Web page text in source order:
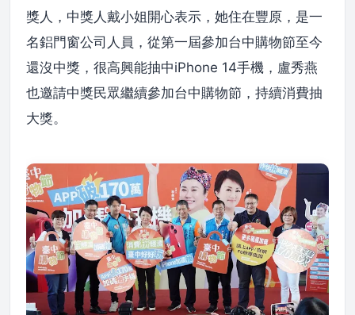
獎人，中獎人戴小姐開心表示，她住在豐原，是一
名鋁門窗公司人員，從第一屆參加台中購物節至今
還沒中獎，很高興能抽中iPhone 14手機，盧秀燕
也邀請中獎民眾繼續參加台中購物節，持續消費抽
大獎。